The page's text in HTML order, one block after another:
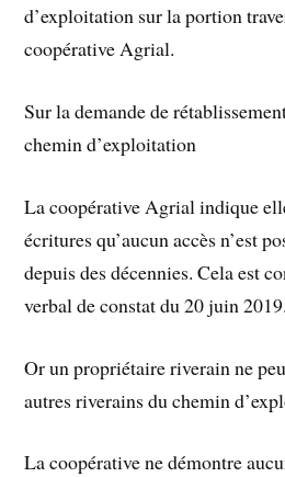
d’exploitation sur la portion
coopérative Agrial.
Sur la demande de
chemin d’exploitation
La coopérative Agrial indique
écritures qu’aucun accès n’est
depuis des décennies. Cela est
verbal de constat du 20 juin 2019.
Or un propriétaire riverain ne
autres riverains du chemin
La coopérative ne démontre